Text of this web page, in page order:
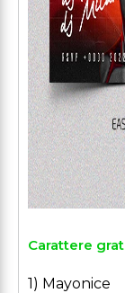
Carattere
1) Mayonice